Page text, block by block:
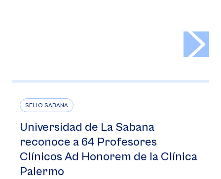
SELLO SABANA
Universidad de La Sabana
reconoce a 64 Profesores
Clínicos Ad Honorem de la Clínica
Palermo